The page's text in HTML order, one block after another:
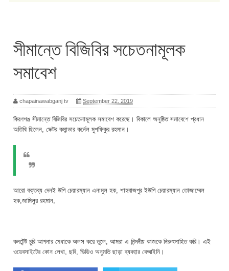
সীমান্তে বিজিবির সচেতনামূলক
সমাবেশ
chapainawabganj tv September 22, 2019
কিরণগঞ্জ সীমান্তে বিজিবির সচেতনামূলক সমাবেশ করেছে। বিকালে অনুষ্ঠিত সমাবেশে প্রধান
অতিথি ছিলেন, সেক্টর কমান্ডার কর্নেল মুশফিকুর রহমান।
আরো বক্তব্য দেনই উপি চেয়ারম্যান এনামুল হক, শাহবাজপুর ইউপি চেয়ারম্যান তোজাম্মেল
হক,জামিলুর রহমান,
কনটেন্ট চুরি আপনার মেধাকে অলস করে তুলে, আমরা এ নিন্দনীয় কাজকে নিরুৎসাহিত করি। এই
ওয়েবসাইটের কোন লেখা, ছবি, ভিডিও অনুমতি ছাড়া ব্যবহার বেআইনি।